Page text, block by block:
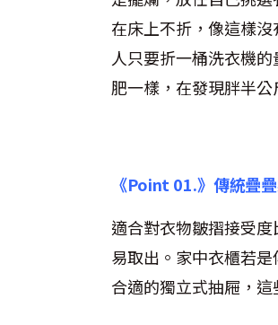
在床上不折，像這樣
人只要折一桶洗衣機
肥一樣，在發現胖半
《Point 01.》傳統疊
適合對衣物皺摺接受
易取出。家中衣櫃若
合適的獨立式抽屜，